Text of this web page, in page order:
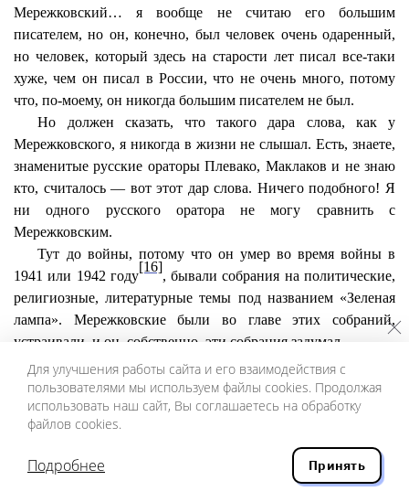
Мережковский… я вообще не считаю его большим
писателем, но он, конечно, был человек очень одаренный,
но человек, который здесь на старости лет писал все-таки
хуже, чем он писал в России, что не очень много, потому
что, по-моему, он никогда большим писателем не был.
Но должен сказать, что такого дара слова, как у
Мережковского, я никогда в жизни не слышал. Есть, знаете,
знаменитые русские ораторы Плевако, Маклаков и не знаю
кто, считалось — вот этот дар слова. Ничего подобного! Я
ни одного русского оратора не могу сравнить с
Мережковским.
Тут до войны, потому что он умер во время войны в
1941 или 1942 году
[16]
, бывали собрания на политические,
религиозные, литературные темы под названием «Зеленая
лампа». Мережковские были во главе этих собраний,
устраивали, и он, собственно, эти собрания задумал.
Он, когда читал какой-нибудь доклад — это было
малоинтересно и даже малоталантливо. Но потом ему
противоречили, иногда говорили дерзость, он волновался,
выходил на эстраду: «Да ну что ж я буду говорить, зачем я
буду говорить, ведь меня не понимают». Мало-помалу
приходил в такое какое-то волнение. И тогда это был такой
Для улучшения работы сайта и его взаимодействия с
пользователями мы используем файлы cookies. Продолжая
использовать наш сайт, Вы соглашаетесь на обработку
файлов cookies.
Подробнее Принять